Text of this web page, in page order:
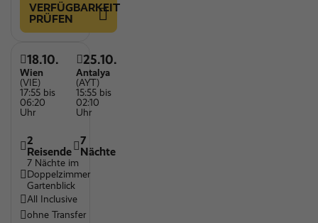
VERFÜGBARKEIT
PRÜFEN
18.10.
Wien
(VIE)
17:55 bis
06:20
Uhr
25.10.
Antalya
(AYT)
15:55 bis
02:10
Uhr
2
Reisende
7
Nächte
7 Nächte im
Doppelzimmer
Gartenblick
All Inclusive
ohne Transfer